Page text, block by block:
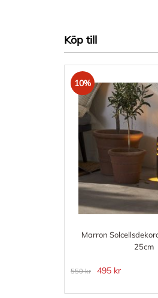
Köp till
10%
Marron
25cm
550 kr 495 kr